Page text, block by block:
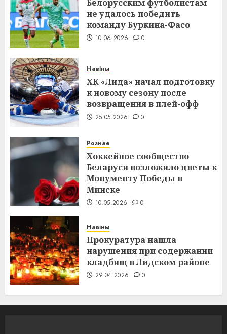
Белорусским футболистам
не удалось победить
команду Буркина-Фасо
10.06.2026 0
Навіны
ХК «Лида» начал подготовку
к новому сезону после
возвращения в плей-офф
25.05.2026 0
Рознае
Хоккейное сообщество
Беларуси возложило цветы к
Монументу Победы в
Минске
10.05.2026 0
Навіны
Прокуратура нашла
нарушения при содержании
кладбищ в Лидском районе
29.04.2026 0